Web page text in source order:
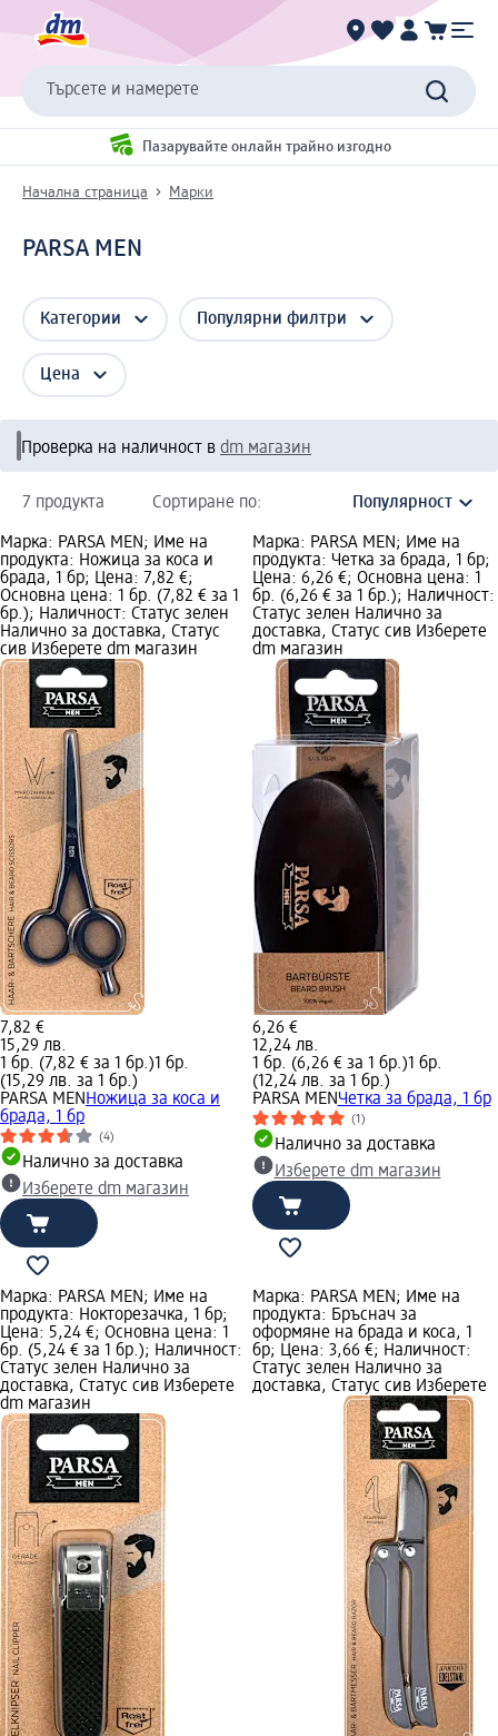
Търсете и намерете
Пазарувайте онлайн трайно изгодно
Начална страница Марки
PARSA MEN
Категории Популярни филтри
Цена
Проверка на наличност в dm магазин
7 продукта Сортиране по:
Марка: PARSA MEN; Име на
продукта: Ножица за коса и
брада, 1 бр; Цена: 7,82 €;
Основна цена: 1 бр. (7,82 € за 1
бр.); Наличност: Статус зелен
Налично за доставка, Статус
сив Изберете dm магазин
7,82 €
15,29 лв.
1 бр. (7,82 € за 1 бр.)1 бр.
(15,29 лв. за 1 бр.)
PARSA MEN Ножица за коса и
брада, 1 бр
(4)
Налично за доставка
Изберете dm магазин
Марка: PARSA MEN; Име на
продукта: Четка за брада, 1 бр;
Цена: 6,26 €; Основна цена: 1
бр. (6,26 € за 1 бр.); Наличност:
Статус зелен Налично за
доставка, Статус сив Изберете
dm магазин
6,26 €
12,24 лв.
1 бр. (6,26 € за 1 бр.)1 бр.
(12,24 лв. за 1 бр.)
PARSA MENЧетка за брада, 1 бр
(1)
Налично за доставка
Изберете dm магазин
Марка: PARSA MEN; Име на
продукта: Нокторезачка, 1 бр;
Цена: 5,24 €; Основна цена: 1
бр. (5,24 € за 1 бр.); Наличност:
Статус зелен Налично за
доставка, Статус сив Изберете
dm магазин
Марка: PARSA MEN; Име на
продукта: Бръснач за
оформяне на брада и коса, 1
бр; Цена: 3,66 €; Наличност:
Статус зелен Налично за
доставка, Статус сив Изберете